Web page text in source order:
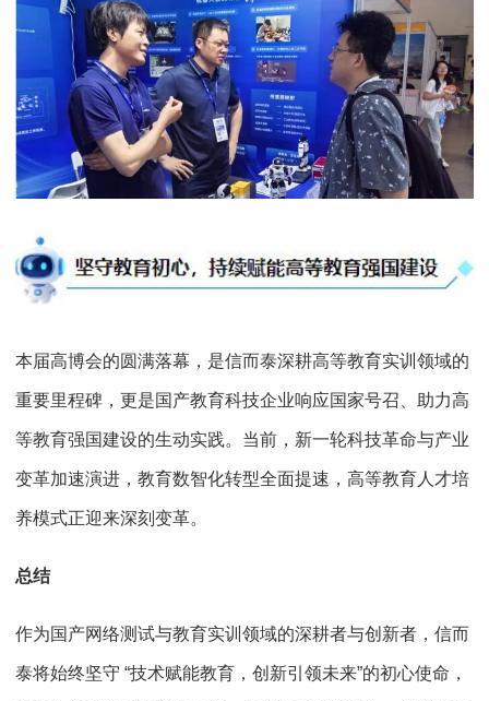
本届高博会的圆满落幕，是信而泰深耕高等教育实训领域的
重要里程碑，更是国产教育科技企业响应国家号召、助力高
等教育强国建设的生动实践。当前，新一轮科技革命与产业
变革加速演进，教育数智化转型全面提速，高等教育人才培
养模式正迎来深刻变革。
总结
作为国产网络测试与教育实训领域的深耕者与创新者，信而
泰将始终坚守 “技术赋能教育，创新引领未来”的初心使命，